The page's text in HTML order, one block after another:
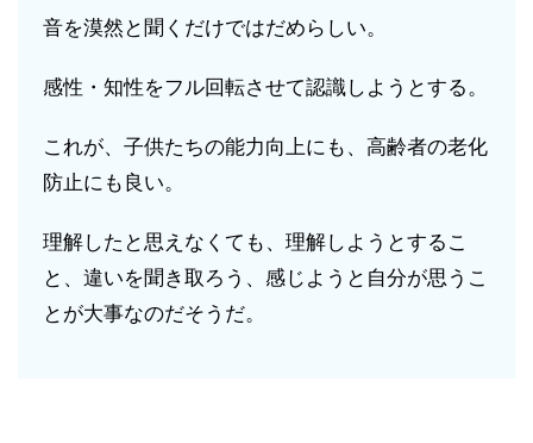
音を漠然と聞くだけではだめらしい。
感性・知性をフル回転させて認識しようとする。
これが、子供たちの能力向上にも、高齢者の老化
防止にも良い。
理解したと思えなくても、理解しようとするこ
と、違いを聞き取ろう、感じようと自分が思うこ
とが大事なのだそうだ。